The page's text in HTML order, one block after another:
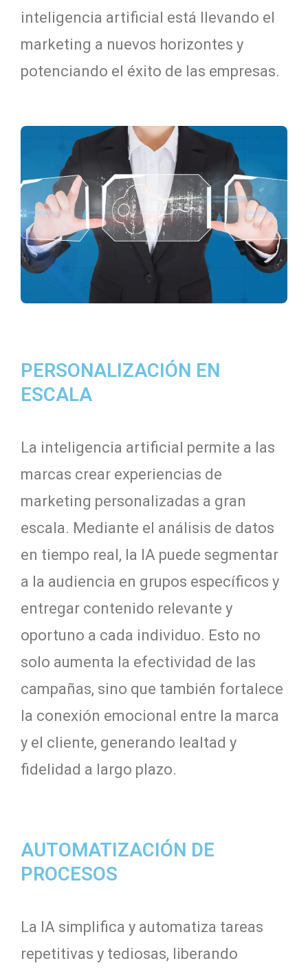
inteligencia artificial está llevando el
marketing a nuevos horizontes y
potenciando el éxito de las empresas.
PERSONALIZACIÓN EN
ESCALA
La inteligencia artificial permite a las
marcas crear experiencias de
marketing personalizadas a gran
escala. Mediante el análisis de datos
en tiempo real, la IA puede segmentar
a la audiencia en grupos específicos y
entregar contenido relevante y
oportuno a cada individuo. Esto no
solo aumenta la efectividad de las
campañas, sino que también fortalece
la conexión emocional entre la marca
y el cliente, generando lealtad y
fidelidad a largo plazo.
AUTOMATIZACIÓN DE
PROCESOS
La IA simplifica y automatiza tareas
repetitivas y tediosas, liberando